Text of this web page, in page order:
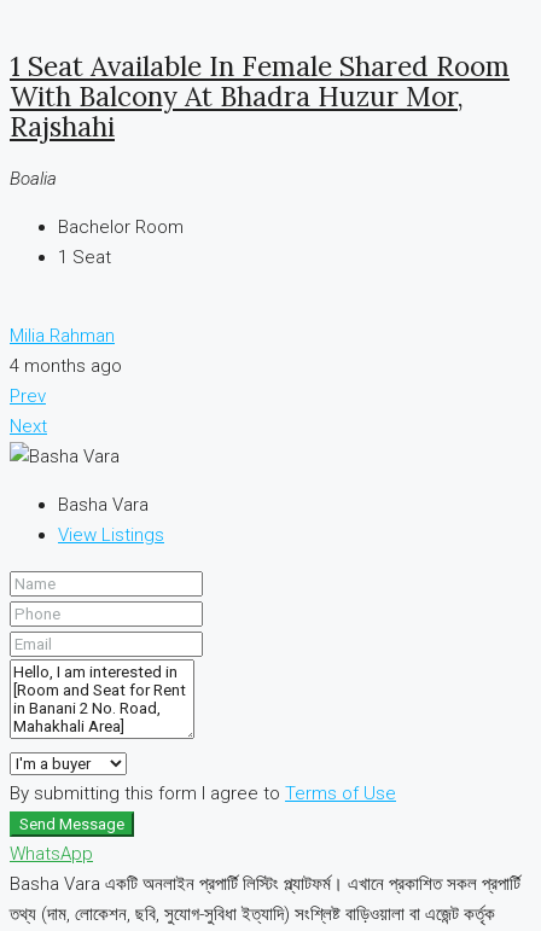
1 Seat Available In Female Shared Room
With Balcony At Bhadra Huzur Mor,
Rajshahi
Boalia
Bachelor Room
1 Seat
Milia Rahman
4 months ago
Prev
Next
Basha Vara
View Listings
By submitting this form I agree to Terms of Use
Send Message
WhatsApp
Basha Vara একটি অনলাইন প্রপার্টি লিস্টিং প্ল্যাটফর্ম। এখানে প্রকাশিত সকল প্রপার্টি
তথ্য (দাম, লোকেশন, ছবি, সুযোগ-সুবিধা ইত্যাদি) সংশ্লিষ্ট বাড়িওয়ালা বা এজেন্ট কর্তৃক